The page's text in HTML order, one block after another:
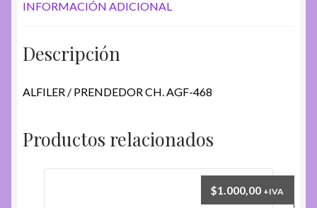
INFORMACIÓN ADICIONAL
Descripción
ALFILER / PRENDEDOR CH. AGF-468
Productos relacionados
$1.000,00 +IVA